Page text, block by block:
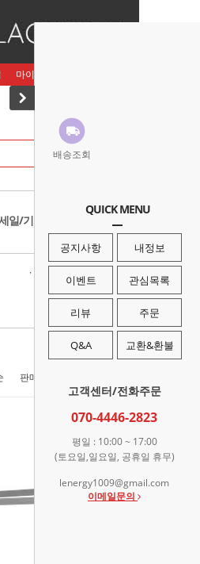
배송조회
QUICK MENU
공지사항 내정보
이벤트 관심목록
리뷰 주문
Q&A 교환&환불
고객센터/전화주문
070-4446-2823
평일 : 10:00 ~ 17:00
(토요일,일요일, 공휴일 휴무)
lenergy1009@gmail.com
이메일문의
마이페이지
일/기획존
· HOME
판매순